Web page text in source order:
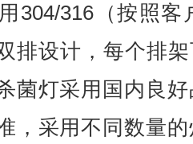
304/316（按照客
排设计，每个排
菌灯采用国内良
，采用不同数量